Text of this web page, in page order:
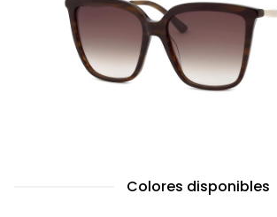
Colores disponibles